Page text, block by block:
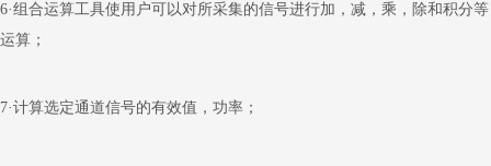
6·组合运算工具使用户可以对所采集的信号进行加，减，乘，除和积分等
运算；
7·计算选定通道信号的有效值，功率；